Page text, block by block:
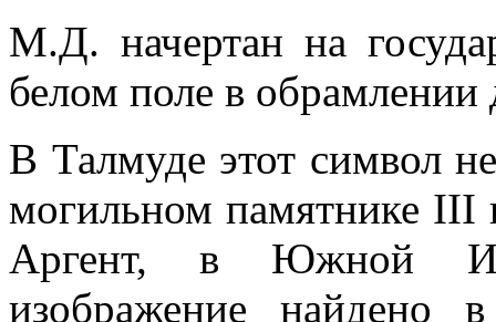
М.Д. начертан на
белом поле в обрамлении
В Талмуде этот символ
могильном памятнике III
Аргент, в Южной
изображение найдено